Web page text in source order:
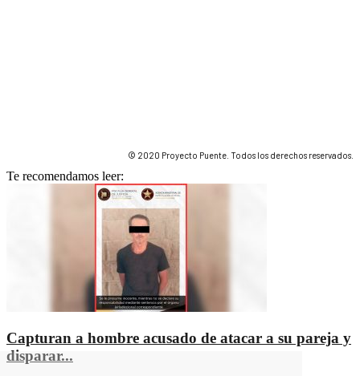
© 2020 Proyecto Puente. Todos los derechos reservados.
Te recomendamos leer:
Capturan a hombre acusado de atacar a su pareja y
disparar...